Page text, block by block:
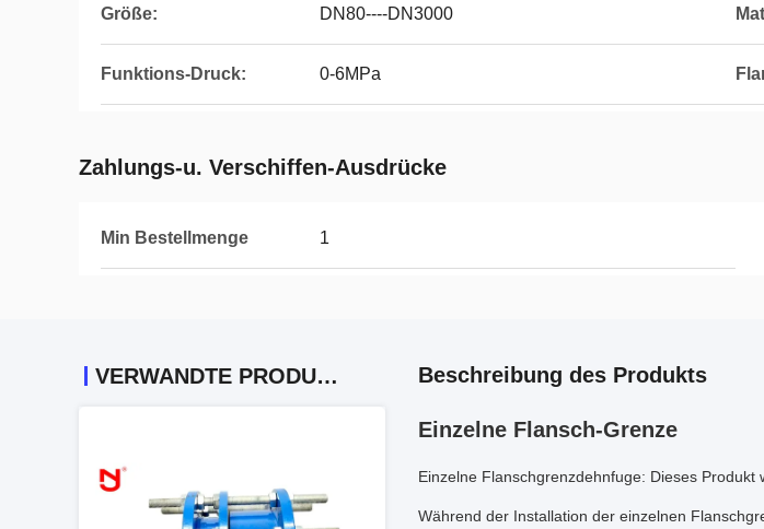
Größe: DN80----DN3000
Funktions-Druck: 0-6MPa
Zahlungs-u. Verschiffen-Ausdrücke
Min Bestellmenge 1
VERWANDTE PRODUKTE Beschreibung des Produkts
Einzelne Flansch-Grenze
Einzelne Flanschgrenzdehnfuge: Dieses
Während der Installation der einzelnen